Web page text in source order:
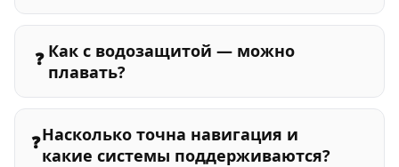
❓ Как с водозащитой — можно
плавать?
❓Насколько точна навигация и
какие системы поддерживаются?